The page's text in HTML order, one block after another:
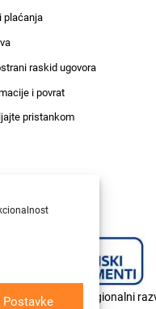
Postavke
plaćanja
raskid ugovora
i povrat
pristankom
fonda za regionalni